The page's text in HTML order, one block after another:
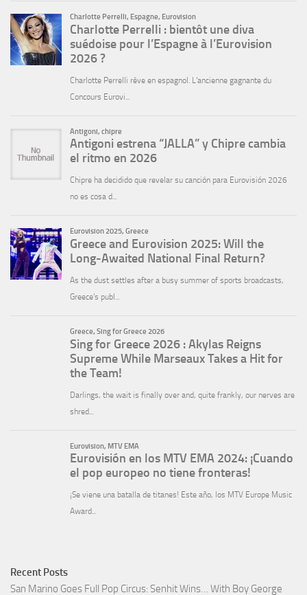
Recent Posts
San Marino Goes Full Pop Circus: Senhit Wins… With Boy George